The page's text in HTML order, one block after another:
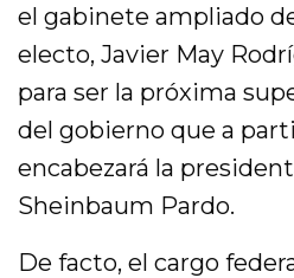
el gabinete ampliado
electo, Javier May
para ser la próxima
del gobierno que a
encabezará la
Sheinbaum Pardo.
De facto, el cargo